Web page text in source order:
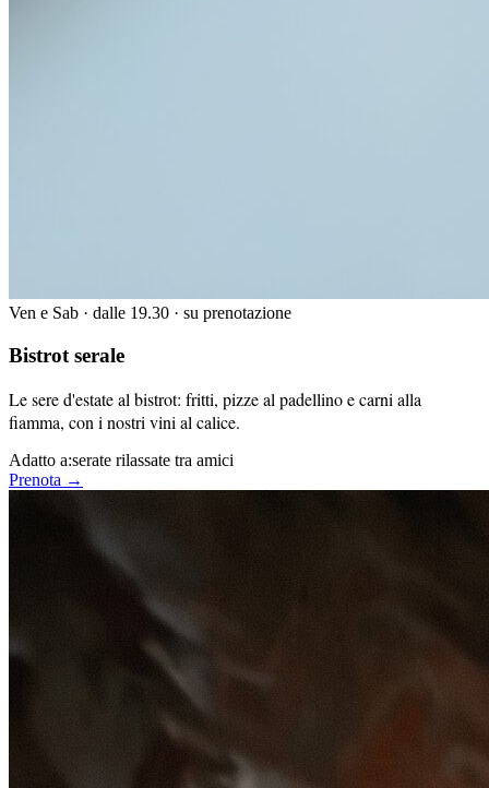
Ven e Sab · dalle 19.30 · su prenotazione
Bistrot serale
Le sere d'estate al bistrot: fritti, pizze al padellino e carni alla
fiamma, con i nostri vini al calice.
Adatto a:serate rilassate tra amici
Prenota →